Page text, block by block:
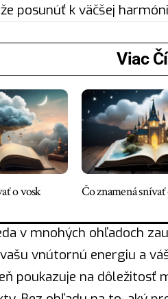
posunúť k väčšej
Viac
o vosk Čo znamená snívať
v mnohých ohľadoch
vnútornú energiu a
poukazuje na dôležitosť